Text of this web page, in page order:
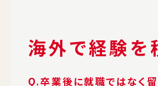
海外で経験を
Q.卒業後に就職ではなく